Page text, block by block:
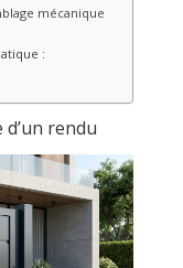
mécanique
:
rendu